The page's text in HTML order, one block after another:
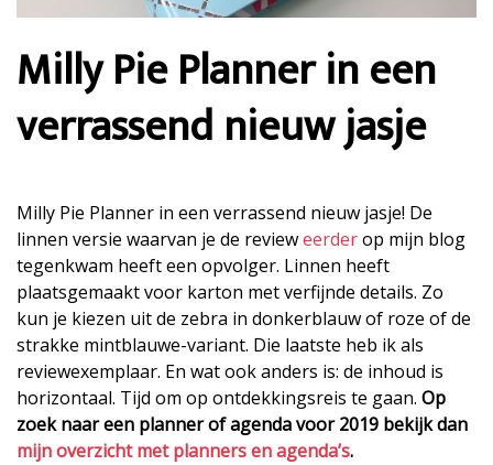
Milly Pie Planner in een
verrassend nieuw jasje
Milly Pie Planner in een verrassend nieuw jasje! De
linnen versie waarvan je de revieweerderop mijn blog
tegenkwam heeft een opvolger. Linnen heeft
plaatsgemaakt voor karton met verfijnde details. Zo
kun je kiezen uit de zebra in donkerblauw of roze of de
strakke mintblauwe-variant. Die laatste heb ik als
reviewexemplaar. En wat ook anders is: de inhoud is
horizontaal. Tijd om op ontdekkingsreis te gaan. Op
zoek naar een planner of agenda voor 2019 bekijk dan
mijn overzicht met planners en agenda’s.